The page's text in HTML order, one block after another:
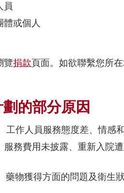
員
體或個人
覽捐款頁面。如欲聯繫您所
的部分原因
作人員服務態度差、情感和
務費用未披露、重新入院
物獲得方面的問題及衛生狀